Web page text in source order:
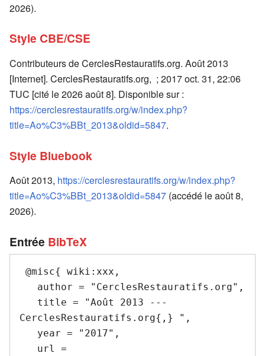
2026).
Style CBE/CSE
Contributeurs de CerclesRestauratifs.org. Août 2013
[Internet]. CerclesRestauratifs.org, ; 2017 oct. 31, 22:06
TUC [cité le 2026 août 8]. Disponible sur :
https://cerclesrestauratifs.org/w/index.php?
title=Ao%C3%BBt_2013&oldid=5847.
Style Bluebook
Août 2013, https://cerclesrestauratifs.org/w/index.php?
title=Ao%C3%BBt_2013&oldid=5847 (accédé le août 8,
2026).
Entrée BibTeX
CerclesRestauratifs.org{,} ",